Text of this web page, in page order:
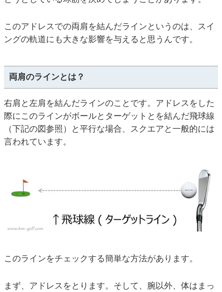
このアドレスでの両肩を結んだラインというのは、スイ
ングの軌道にも大きな影響を与えると思うんです。
両肩のラインとは？
右肩と左肩を結んだラインのことです。アドレスをした
際にこのラインがボールとターゲットとを結んだ飛球線
（下記の図参照）と平行な場合、スクエアと一般的には
言われています。
このラインをチェックする簡単な方法があります。
まず、アドレスをとります。そして、腕以外、体はまっ